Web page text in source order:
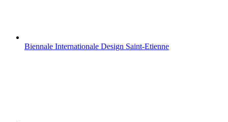
Biennale Internationale Design Saint-Etienne